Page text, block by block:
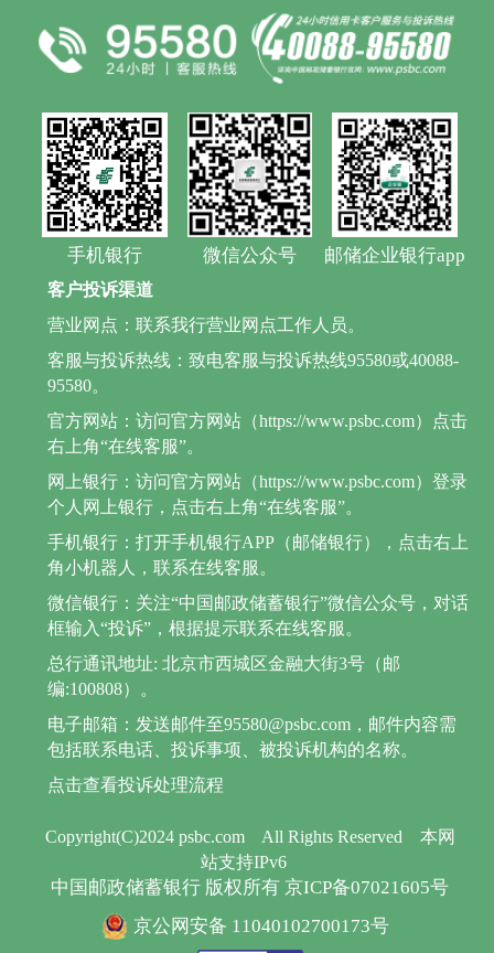
手机银行 微信公众号 邮储企业银行app
Copyright(C)2024 psbc.com All Rights Reserved
本网
站支持IPv6
中国邮政储蓄银行 版权所有 京ICP备07021605号
京公网安备 11040102700173号
客户投诉渠道
营业网点：联系我行营业网点工作人员。
客服与投诉热线：致电客服与投诉热线95580或40088-
95580。
官方网站：访问官方网站（https://www.psbc.com）点击
右上角“在线客服”。
网上银行：访问官方网站（https://www.psbc.com）登录
个人网上银行，点击右上角“在线客服”。
手机银行：打开手机银行APP（邮储银行），点击右上
角小机器人，联系在线客服。
微信银行：关注“中国邮政储蓄银行”微信公众号，对话
框输入“投诉”，根据提示联系在线客服。
总行通讯地址: 北京市西城区金融大街3号（邮
编:100808）。
电子邮箱：发送邮件至95580@psbc.com，邮件内容需
包括联系电话、投诉事项、被投诉机构的名称。
点击查看投诉处理流程